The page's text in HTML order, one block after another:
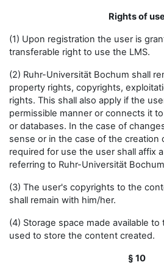
Rights of
(1) Upon registration the user is
transferable right to use the LMS.
(2) Ruhr-Universität Bochum shall
property rights, copyrights,
rights. This shall also apply if the
permissible manner or connects it
or databases. In the case of
sense or in the case of the creation
required for use the user shall affix
referring to Ruhr-Universität
(3) The user's copyrights to the
shall remain with him/her.
(4) Storage space made available
used to store the content created.
§ 10